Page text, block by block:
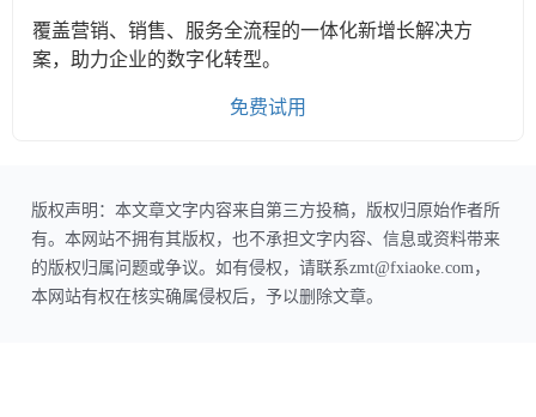
覆盖营销、销售、服务全流程的一体化新增长解决方
案，助力企业的数字化转型。
免费试用
版权声明：本文章文字内容来自第三方投稿，版权归原始作者所
有。本网站不拥有其版权，也不承担文字内容、信息或资料带来
的版权归属问题或争议。如有侵权，请联系zmt@fxiaoke.com，
本网站有权在核实确属侵权后，予以删除文章。